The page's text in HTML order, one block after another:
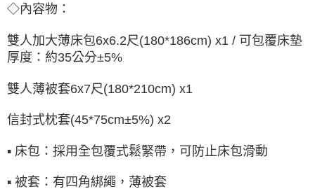
◇內容物：
雙人加大薄床包6x6.2尺(180*186cm) x1 / 可包覆床墊
厚度：約35公分±5%
雙人薄被套6x7尺(180*210cm) x1
信封式枕套(45*75cm±5%) x2
▪ 床包：採用全包覆式鬆緊帶，可防止床包滑動
▪ 被套：有四角綁繩，薄被套